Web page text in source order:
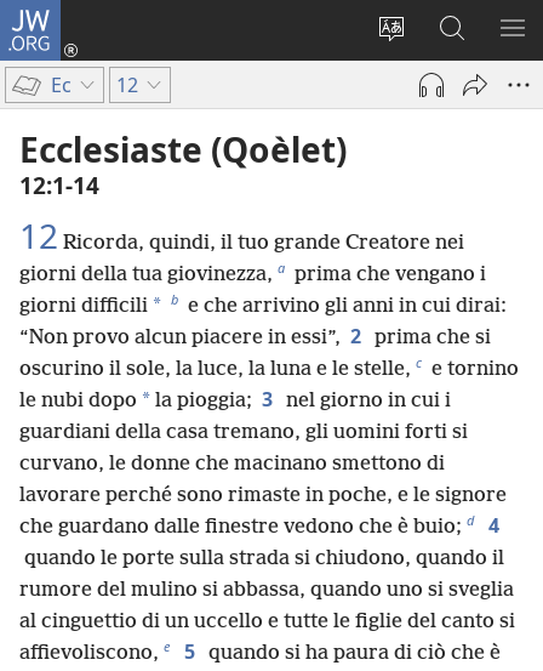
JW.ORG
Modificare
lingua
Accedi
(apre
Cerca
JW.ORG
Ec 12
Ecclesiaste (Qoèlet)
12:1-14
12 Ricorda, quindi, il tuo grande Creatore nei
giorni della tua giovinezza, a prima che vengano i
giorni difficili * b e che arrivino gli anni in cui dirai:
“Non provo alcun piacere in essi”, 2 prima che si
oscurino il sole, la luce, la luna e le stelle, c e tornino
le nubi dopo * la pioggia; 3 nel giorno in cui i
guardiani della casa tremano, gli uomini forti si
curvano, le donne che macinano smettono di
lavorare perché sono rimaste in poche, e le signore
che guardano dalle finestre vedono che è buio; d 4
quando le porte sulla strada si chiudono, quando il
rumore del mulino si abbassa, quando uno si sveglia
al cinguettio di un uccello e tutte le figlie del canto si
affievoliscono, e 5 quando si ha paura di ciò che è